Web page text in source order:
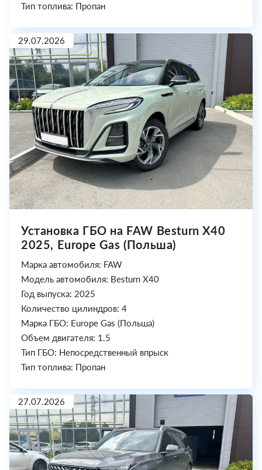
Тип топлива: Пропан
29.07.2026
Установка ГБО на FAW Besturn X40
2025, Europe Gas (Польша)
Марка автомобиля: FAW
Модель автомобиля: Besturn X40
Год выпуска: 2025
Количество цилиндров: 4
Марка ГБО: Europe Gas (Польша)
Объем двигателя: 1.5
Тип ГБО: Непосредственный впрыск
Тип топлива: Пропан
27.07.2026